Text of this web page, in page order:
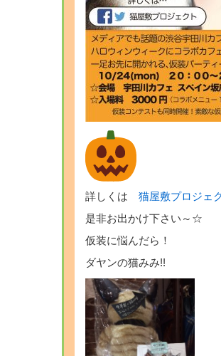
詳しくは 猫屋敷プロジェ
是非お出かけ下さい～☆
仮装に悩んだら！
ダヤンの猫みみ!!